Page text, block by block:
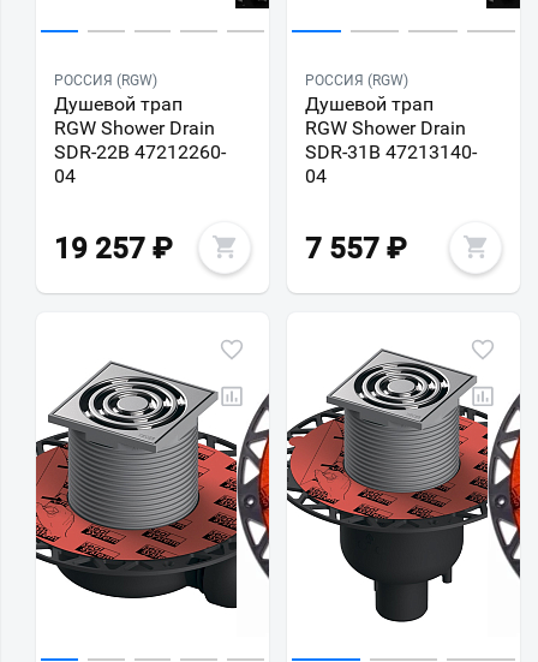
РОССИЯ (RGW)
Душевой трап
RGW Shower Drain
SDR-22B 47212260-
04
19 257 ₽
РОССИЯ (RGW)
Душевой трап
RGW Shower Drain
SDR-31B 47213140-
04
7 557 ₽